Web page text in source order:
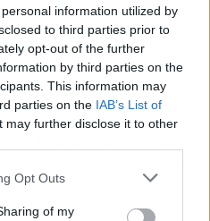
information utilized by
to third parties prior to
opt-out of the further
by third parties on the
This information may
parties on the IAB’s List of
may further disclose it to other
Opt Outs
of my
ARTÍCULO SIGUIENTE
PAU GASOL: EL
ENTRENAMIENTO QUE
DEBE LLEVAR A CABO
PARA PONERSE EN